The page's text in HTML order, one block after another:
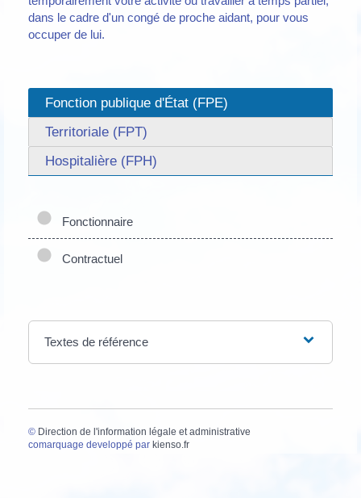
dans le cadre d'un congé de proche aidant, pour vous
occuper de lui.
Fonction publique d'État (FPE)
Territoriale (FPT)
Hospitalière (FPH)
Fonctionnaire
Contractuel
Textes de référence
© Direction de l'information légale et administrative
comarquage developpé par kienso.fr